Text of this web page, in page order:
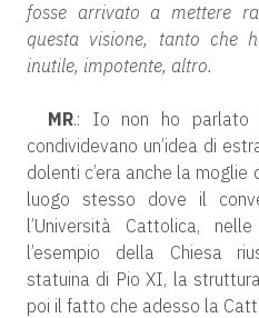
fosse arrivato a mettere
questa visione, tanto che
inutile, impotente, altro.
MR.: Io non ho parlato
condividevano un’idea di
dolenti c’era anche la
luogo stesso dove il
l’Università Cattolica,
l’esempio della Chiesa
statuina di Pio XI, la
poi il fatto che adesso la